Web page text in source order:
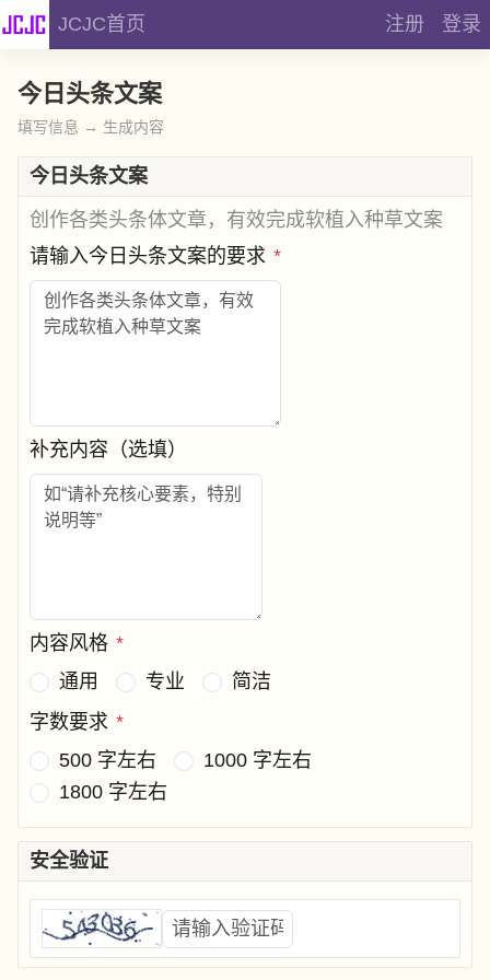
JCJC首页 注册 登录
今日头条文案
填写信息 → 生成内容
今日头条文案
创作各类头条体文章，有效完成软植入种草文案
请输入今日头条文案的要求 *
补充内容（选填）
内容风格 *
通用
专业
简洁
字数要求 *
500 字左右
1000 字左右
1800 字左右
安全验证